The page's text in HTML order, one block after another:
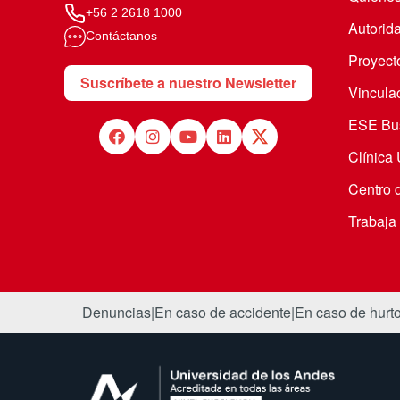
+56 2 2618 1000
Contáctanos
Suscríbete a nuestro Newsletter
ESE
Clínica
Centro
Denuncias|En caso de accidente|En caso de hurto